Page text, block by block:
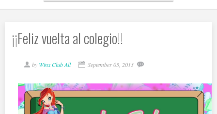
¡¡Feliz vuelta al colegio!!
by Winx Club All September 05, 2013